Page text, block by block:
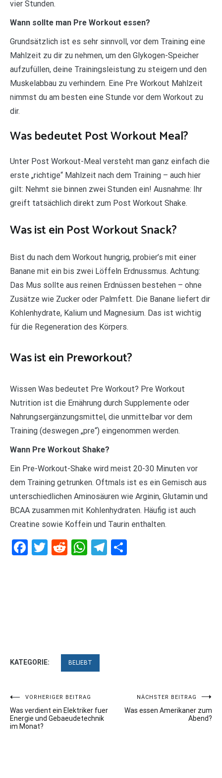
vier Stunden.
Wann sollte man Pre Workout essen?
Grundsätzlich ist es sehr sinnvoll, vor dem Training eine
Mahlzeit zu dir zu nehmen, um den Glykogen-Speicher
aufzufüllen, deine Trainingsleistung zu steigern und den
Muskelabbau zu verhindern. Eine Pre Workout Mahlzeit
nimmst du am besten eine Stunde vor dem Workout zu
dir.
Was bedeutet Post Workout Meal?
Unter Post Workout-Meal versteht man ganz einfach die
erste „richtige“ Mahlzeit nach dem Training – auch hier
gilt: Nehmt sie binnen zwei Stunden ein! Ausnahme: Ihr
greift tatsächlich direkt zum Post Workout Shake.
Was ist ein Post Workout Snack?
Bist du nach dem Workout hungrig, probier’s mit einer
Banane mit ein bis zwei Löffeln Erdnussmus. Achtung:
Das Mus sollte aus reinen Erdnüssen bestehen – ohne
Zusätze wie Zucker oder Palmfett. Die Banane liefert dir
Kohlenhydrate, Kalium und Magnesium. Das ist wichtig
für die Regeneration des Körpers.
Was ist ein Preworkout?
Wissen Was bedeutet Pre Workout? Pre Workout
Nutrition ist die Ernährung durch Supplemente oder
Nahrungsergänzungsmittel, die unmittelbar vor dem
Training (deswegen „pre“) eingenommen werden.
Wann Pre Workout Shake?
Ein Pre-Workout-Shake wird meist 20-30 Minuten vor
dem Training getrunken. Oftmals ist es ein Gemisch aus
unterschiedlichen Aminosäuren wie Arginin, Glutamin und
BCAA zusammen mit Kohlenhydraten. Häufig ist auch
Creatine sowie Koffein und Taurin enthalten.
Facebook
Twitter
RedditWhatsApp
Telegram
KATEGORIE: BELIEBT
Beitragsnavigation
VORHERIGER BEITRAG
Was verdient ein Elektriker fuer
Energie und Gebaeudetechnik
im Monat?
NÄCHSTER BEITRAG
Was essen Amerikaner zum
Abend?